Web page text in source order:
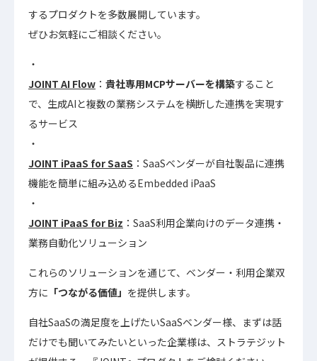
するプロダクトを多数展開しています。
ぜひお気軽にご相談ください。
JOINT AI Flow ： 貴社専用MCPサーバーを構築すること
で、生成AIと複数の業務システムを横断した連携を実現す
るサービス
JOINT iPaaS for SaaS ：SaaSベンダーが自社製品に連携
機能を簡単に組み込めるEmbedded iPaaS
JOINT iPaaS for Biz ：SaaS利用企業向けのデータ連携・
業務自動化ソリューション
これらのソリューションを通じて、ベンダー・利用企業双
方に 「つながる価値」 を提供します。
自社SaaSの満足度を上げたいSaaSベンダー様、まずは話
だけでも聞いてみたいといった企業様は、ストラテジット